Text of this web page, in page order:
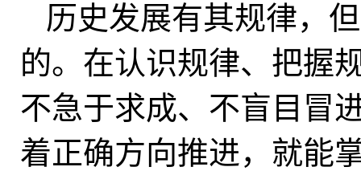
历史发展有其规律，
的。在认识规律、把握
不急于求成、不盲目冒
着正确方向推进，就能